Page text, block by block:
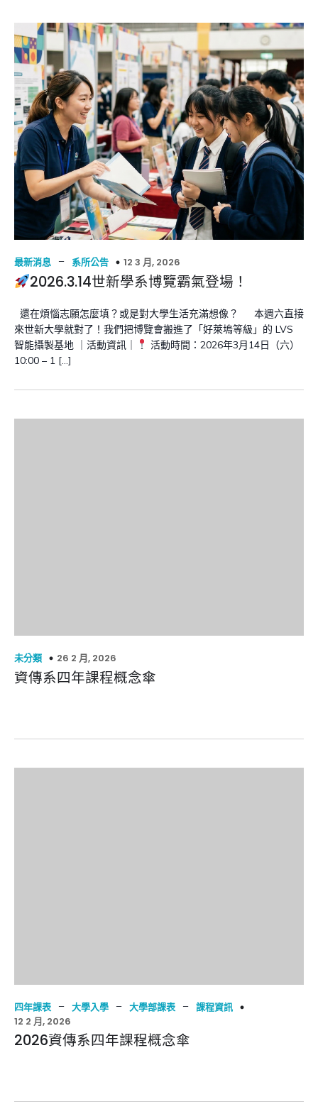
最新消息 – 系所公告 12 3 月, 2026
2026.3.14世新學系博覽霸氣登場！
還在煩惱志願怎麼填？或是對大學生活充滿想像？ 本週六直接
來世新大學就對了！我們把博覽會搬進了「好萊塢等級」的 LVS
智能攝製基地 ｜活動資訊｜
活動時間：2026年3月14日（六）
10:00 – 1 […]
未分類 26 2 月, 2026
資傳系四年課程概念傘
四年課表 – 大學入學 – 大學部課表 – 課程資訊
12 2 月, 2026
2026資傳系四年課程概念傘